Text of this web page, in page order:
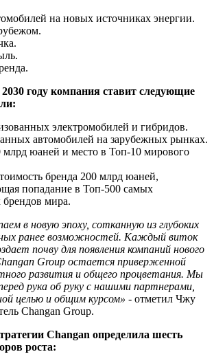
на новых источниках энергии.
году компания ставит следующие
электромобилей и гибридов.
автомобилей на зарубежных рынках.
юаней и место в Топ-10 мирового
бренда 200 млрд юаней,
попадание в Топ-500 самых
брендов мира.
в новую эпоху, сотканную из глубоких
ранее возможностей. Каждый виток
почву для появления компаний нового
Group остается приверженной
развития и общего процветания. Мы
рука об руку с нашими партнерами,
целью и общим курсом» - отметил Чжу
Changan Group.
Changan определила шесть
роста: